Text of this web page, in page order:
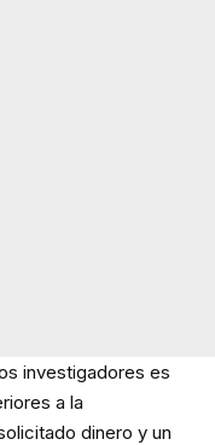
investigadores es
a la
dinero y un